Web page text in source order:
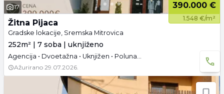
17 390.000 €
1.548 €/m²
Žitna Pijaca
Gradske lokacije, Sremska Mitrovica
252m² | 7 soba | uknjiženo
Agencija • Dvoetažna • Uknjižen • Polunamešteno • Podrum • Tavan • Parking
Ažurirano 29.07.2026.